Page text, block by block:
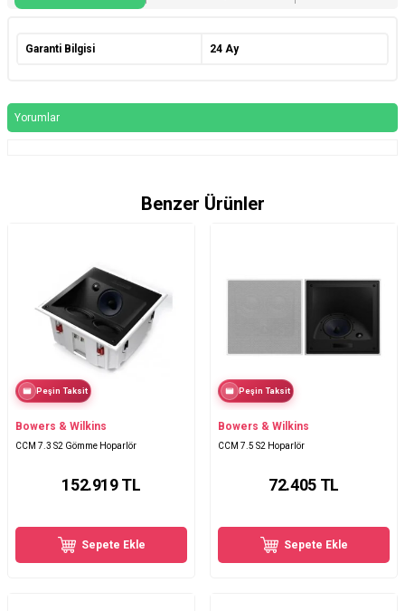
Garanti Bilgisi 24 Ay
Yorumlar
Benzer Ürünler
Peşin Taksit
Bowers & Wilkins
CCM 7.3 S2 Gömme Hoparlör
152.919TL
Sepete Ekle
Peşin Taksit
Bowers & Wilkins
CCM 7.5 S2 Hoparlör
72.405TL
Sepete Ekle